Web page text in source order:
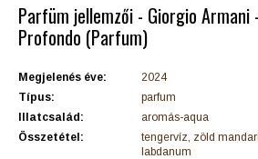
Parfüm jellemzői - Giorgio Armani
Profondo (Parfum)
Megjelenés éve:
2024
Típus:
parfum
Illatcsalád:
aromás-aqua
Összetétel:
tengervíz, zöld
labdanum